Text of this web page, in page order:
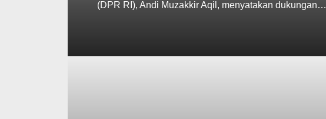
(DPR RI), Andi Muzakkir Aqil, menyatakan dukungan…